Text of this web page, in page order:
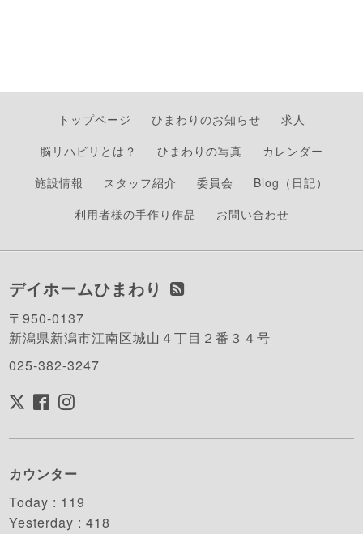
トップページ ひまわりのお知らせ
求人
脳リハビリとは？
ひまわりの写真
カレンダー
施設情報
スタッフ紹介 委員会
Blog（日記）
利用者様の手作り作品
お問い合わせ
デイホームひまわり
〒950-0137
新潟県新潟市江南区城山４丁目２番３４号
025-382-3247
カウンター
Today : 119
Yesterday :418